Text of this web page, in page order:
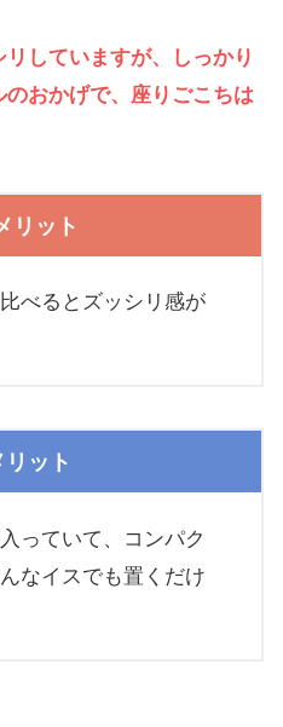
していますが、しっかり
おかげで、座りごこちは
リット
べるとズッシリ感が
リット
っていて、コンパク
なイスでも置くだけ